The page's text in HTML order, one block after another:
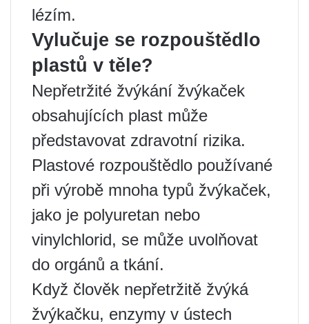
lézím.
Vylučuje se rozpouštědlo
plastů v těle?
Nepřetržité žvýkání žvýkaček
obsahujících plast může
představovat zdravotní rizika.
Plastové rozpouštědlo používané
při výrobě mnoha typů žvýkaček,
jako je polyuretan nebo
vinylchlorid, se může uvolňovat
do orgánů a tkání.
Když člověk nepřetržitě žvýká
žvýkačku, enzymy v ústech